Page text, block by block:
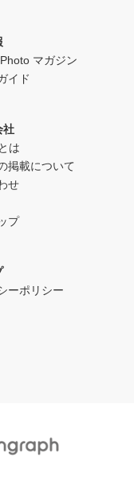
マガジン
イド
社
は
掲載について
せ
プ
ーポリシー